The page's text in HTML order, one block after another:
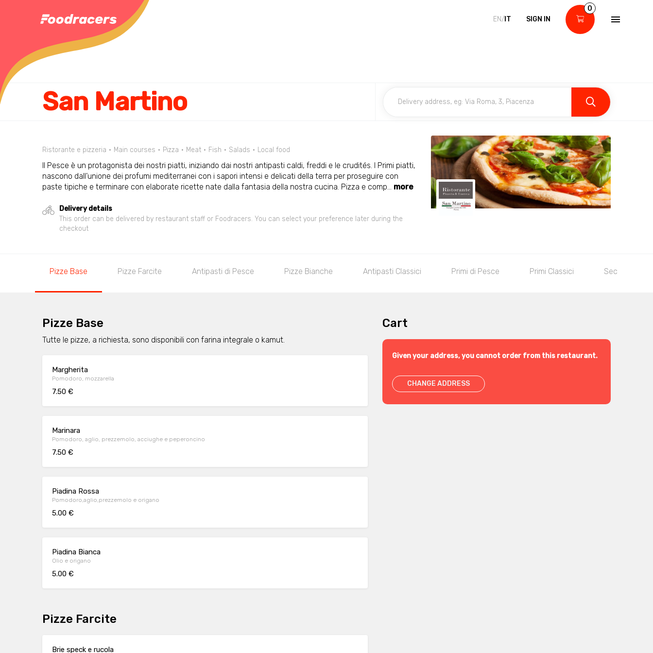
EN/ IT SIGN IN
0
San Martino
Ristorante e pizzeria Main courses Pizza Meat Fish Salads Local food
Il Pesce è un protagonista dei nostri piatti, iniziando dai nostri antipasti caldi, freddi e le crudités. I Primi piatti,
nascono dall’unione dei profumi mediterranei con i sapori intensi e delicati della terra per proseguire con
paste tipiche e terminare con elaborate ricette nate dalla fantasia della nostra cucina. Pizza e comp... more
Delivery details
This order can be delivered by restaurant staff or Foodracers. You can select your preference later during the
checkout
Pizze Base Pizze Farcite Antipasti di Pesce Pizze Bianche Antipasti Classici Primi di Pesce Primi Classici Secondi di
Pizze Base
Tutte le pizze, a richiesta, sono disponibili con farina integrale o kamut.
Margherita
Pomodoro, mozzarella
7.50 €
Marinara
Pomodoro, aglio, prezzemolo, acciughe e peperoncino
7.50 €
Piadina Rossa
Pomodoro,aglio,prezzemolo e origano
5.00 €
Piadina Bianca
Olio e origano
5.00 €
Pizze Farcite
Brie speck e rucola
Cart
Given your address, you cannot order from this restaurant.
CHANGE ADDRESS